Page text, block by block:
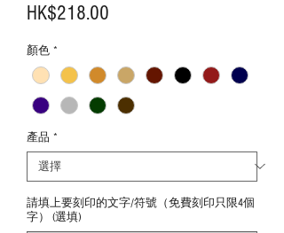
HK$218.00
顏色 *
產品 *
請填上要刻印的文字/符號（免費刻印只限4個
字） (選填)